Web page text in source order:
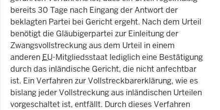
bereits 30 Tage nach Eingang der Antwort der
beklagten Partei bei Gericht ergeht. Nach dem Urteil
benötigt die Gläubigerpartei zur Einleitung der
Zwangsvollstreckung aus dem Urteil in einem
anderen EU-Mitgliedsstaat lediglich eine Bestätigung
durch das inländische Gericht, die nicht anfechtbar
ist. Ein Verfahren zur Vollstreckbarerklärung, wie es
bislang jeder Vollstreckung aus inländischen Urteilen
vorgeschaltet ist, entfällt. Durch dieses Verfahren